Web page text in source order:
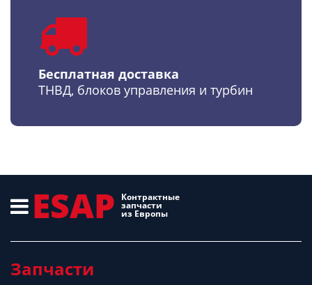
Бесплатная доставка
ТНВД, блоков управления и турбин
ESAP Контрактные
запчасти
из Европы
Запчасти